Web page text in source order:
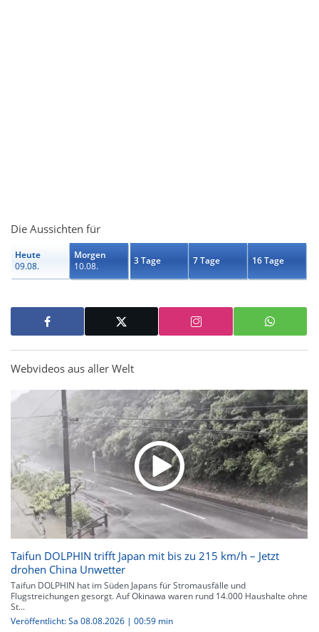
Die Aussichten für
Heute
09.08.
Morgen
10.08.
3 Tage 7 Tage 16 Tage
Webvideos aus aller Welt
Taifun DOLPHIN trifft Japan mit bis zu 215 km/h – Jetzt
drohen China Unwetter
Taifun DOLPHIN hat im Süden Japans für Stromausfälle und
Flugstreichungen gesorgt. Auf Okinawa waren rund 14.000 Haushalte ohne
St...
Veröffentlicht: Sa 08.08.2026 | 00:59 min